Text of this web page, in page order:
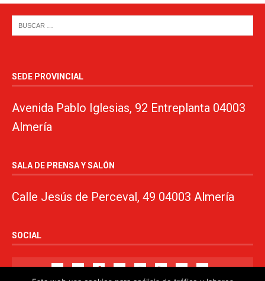
SEDE PROVINCIAL
Avenida Pablo Iglesias, 92 Entreplanta 04003
Almería
SALA DE PRENSA Y SALÓN
Calle Jesús de Perceval, 49 04003 Almería
SOCIAL